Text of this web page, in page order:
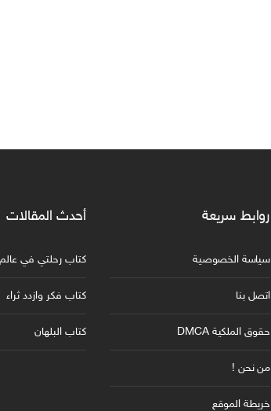
روابط سريعة
سياسة الخصوصية
اتصل بنا
حقوق الملكية DMCA
من نحن !
خريطة الموقع
أحدث المقالات
كتاب رحلتي في عالم
كتاب فكر وازدد ثراء
كتاب البلهان